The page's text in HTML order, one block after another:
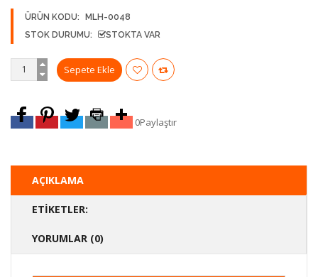
ÜRÜN KODU:
MLH-0048
STOK DURUMU:
STOKTA VAR
0Paylaştır
AÇIKLAMA
ETIKETLER:
YORUMLAR (0)